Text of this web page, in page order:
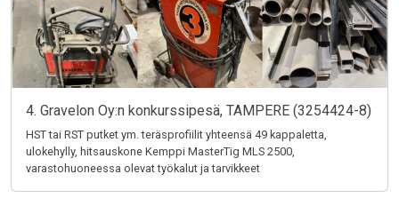
4. Gravelon Oy:n konkurssipesä, TAMPERE (3254424-8)
HST tai RST putket ym. teräsprofiilit yhteensä 49 kappaletta,
ulokehylly, hitsauskone Kemppi MasterTig MLS 2500,
varastohuoneessa olevat työkalut ja tarvikkeet